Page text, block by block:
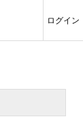
ログイン